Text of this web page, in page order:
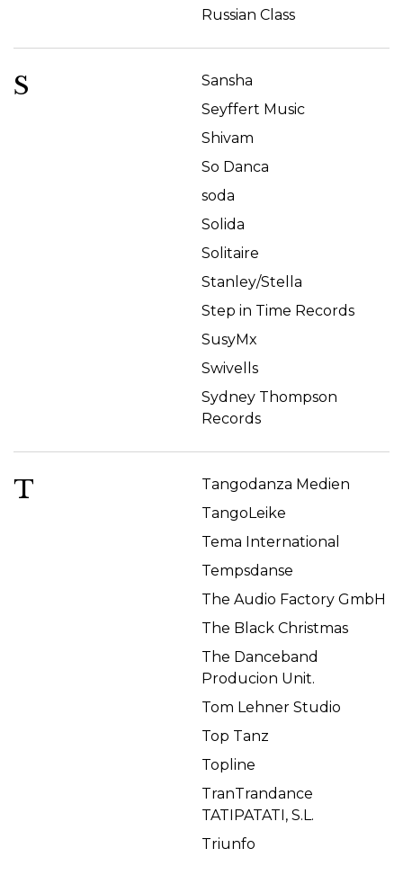
Russian Class
S
Sansha
Seyffert Music
Shivam
So Danca
soda
Solida
Solitaire
Stanley/Stella
Step in Time Records
SusyMx
Swivells
Sydney Thompson
Records
T
Tangodanza Medien
TangoLeike
Tema International
Tempsdanse
The Audio Factory GmbH
The Black Christmas
The Danceband
Producion Unit.
Tom Lehner Studio
Top Tanz
Topline
TranTrandance
TATIPATATI, S.L.
Triunfo